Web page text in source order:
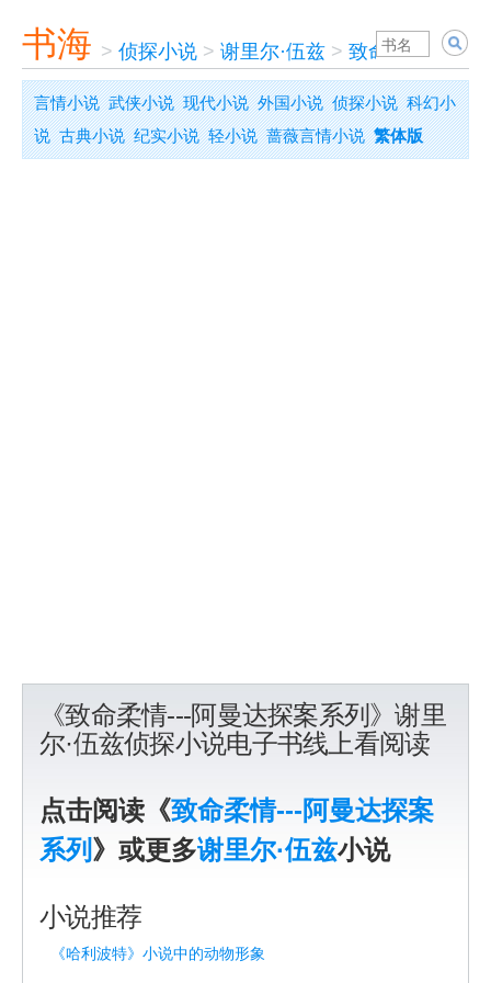
书海 > 侦探小说 > 谢里尔·伍兹 > 致命柔情---阿
言情小说 武侠小说 现代小说 外国小说 侦探小说 科幻小
说 古典小说 纪实小说 轻小说 蔷薇言情小说 繁体版
《致命柔情---阿曼达探案系列》谢里
尔·伍兹侦探小说电子书线上看阅读
点击阅读《致命柔情---阿曼达探案
系列 》或更多谢里尔·伍兹小说
小说推荐
《哈利波特》小说中的动物形象